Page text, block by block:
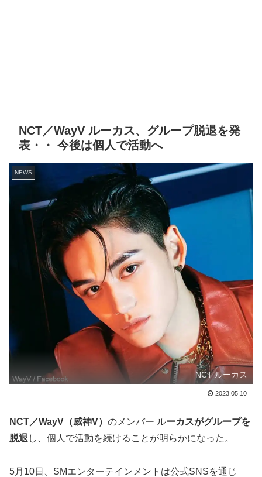
NCT／WayV ルーカス、グループ脱退を発
表・・ 今後は個人で活動へ
NEWS
NCT ルーカス
2023.05.10
NCT／WayV（威神V） のメンバー ルーカスがグループを
脱退 し、個人で活動を続けることが明らかになった。
5月10日、SMエンターテインメントは公式SNSを通じ